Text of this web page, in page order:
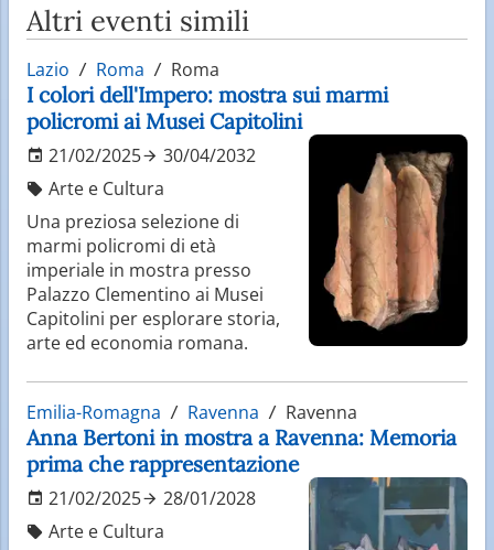
Altri eventi simili
Lazio Roma Roma
I colori dell'Impero: mostra sui marmi
policromi ai Musei Capitolini
21/02/2025
30/04/2032
Arte e Cultura
Una preziosa selezione di
marmi policromi di età
imperiale in mostra presso
Palazzo Clementino ai Musei
Capitolini per esplorare storia,
arte ed economia romana.
Emilia-Romagna Ravenna Ravenna
Anna Bertoni in mostra a Ravenna: Memoria
prima che rappresentazione
21/02/2025
28/01/2028
Arte e Cultura